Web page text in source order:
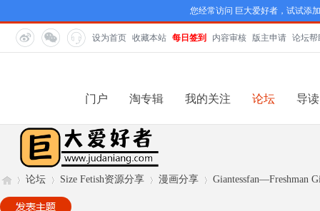
您经常访问 巨大爱好者，试试添
设为首页 收藏本站 每日签到 内容审核 版主申请 论坛帮
门户 淘专辑 我的关注 论坛 导读
论坛 Size Fetish资源分享 漫画分享 Giantessfan—Freshman